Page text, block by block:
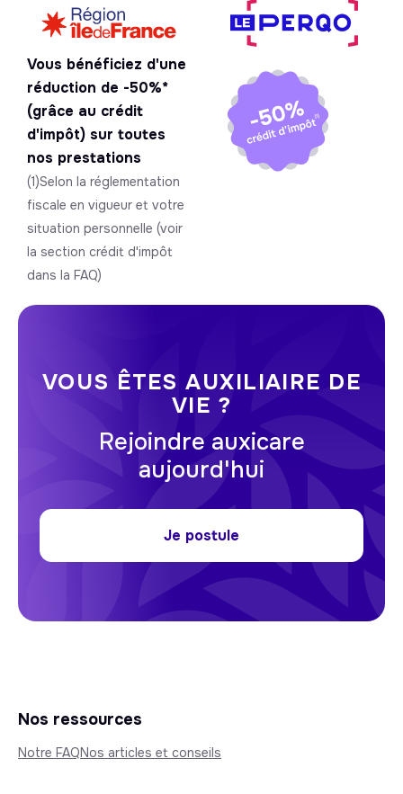
Vous bénéficiez d'une
réduction de -50%*
(grâce au crédit
d'impôt) sur toutes
nos prestations
(1)Selon la réglementation
fiscale en vigueur et votre
situation personnelle (voir
la section crédit d'impôt
dans la FAQ)
VOUS ÊTES AUXILIAIRE DE
VIE ?
Rejoindre auxicare
aujourd'hui
Je postule
Nos ressources
Notre FAQNos articles et conseils